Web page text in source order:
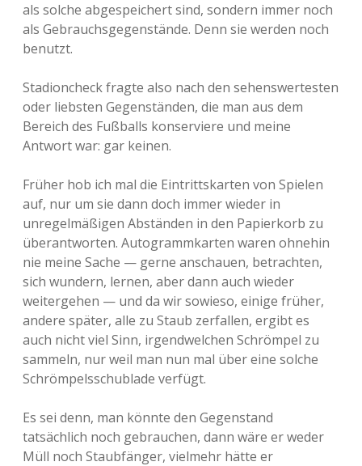
als solche abgespeichert sind, sondern immer noch
als Gebrauchsgegenstände. Denn sie werden noch
benutzt.
Stadioncheck fragte also nach den sehenswertesten
oder liebsten Gegenständen, die man aus dem
Bereich des Fußballs konserviere und meine
Antwort war: gar keinen.
Früher hob ich mal die Eintrittskarten von Spielen
auf, nur um sie dann doch immer wieder in
unregelmäßigen Abständen in den Papierkorb zu
überantworten. Autogrammkarten waren ohnehin
nie meine Sache — gerne anschauen, betrachten,
sich wundern, lernen, aber dann auch wieder
weitergehen — und da wir sowieso, einige früher,
andere später, alle zu Staub zerfallen, ergibt es
auch nicht viel Sinn, irgendwelchen Schrömpel zu
sammeln, nur weil man nun mal über eine solche
Schrömpelsschublade verfügt.
Es sei denn, man könnte den Gegenstand
tatsächlich noch gebrauchen, dann wäre er weder
Müll noch Staubfänger, vielmehr hätte er